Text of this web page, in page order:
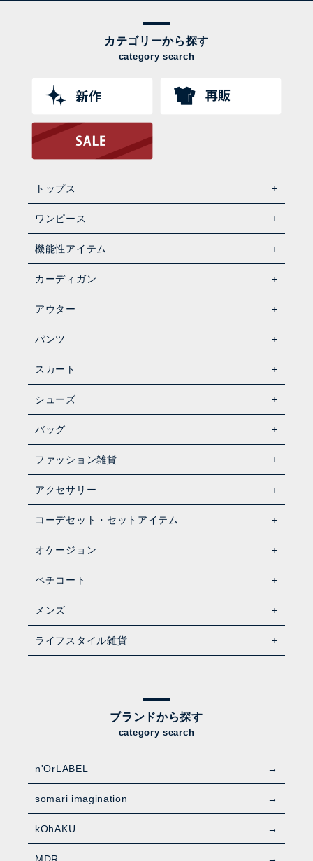
カテゴリーから探す
category search
トップス
ワンピース
機能性アイテム
カーディガン
アウター
パンツ
スカート
シューズ
バッグ
ファッション雑貨
アクセサリー
コーデセット・セットアイテム
オケージョン
ペチコート
メンズ
ライフスタイル雑貨
ブランドから探す
category search
n'OrLABEL
somari imagination
kOhAKU
MDR